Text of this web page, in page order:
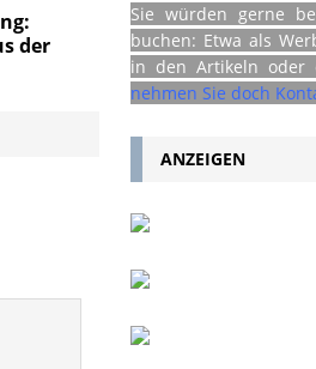
der
Sie würden gerne
buchen: Etwa als
in den Artikeln oder
nehmen Sie doch
ANZEIGEN